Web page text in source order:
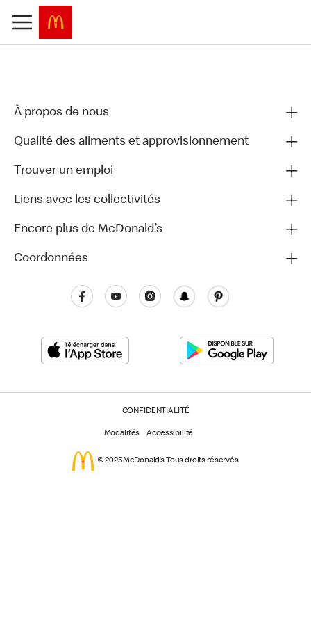
À propos de nous
Qualité des aliments et approvisionnement
Trouver un emploi
Liens avec les collectivités
Encore plus de McDonald’s
Coordonnées
CONFIDENTIALITÉ
Modalités Accessibilité
© 2025 McDonald’s Tous droits réservés